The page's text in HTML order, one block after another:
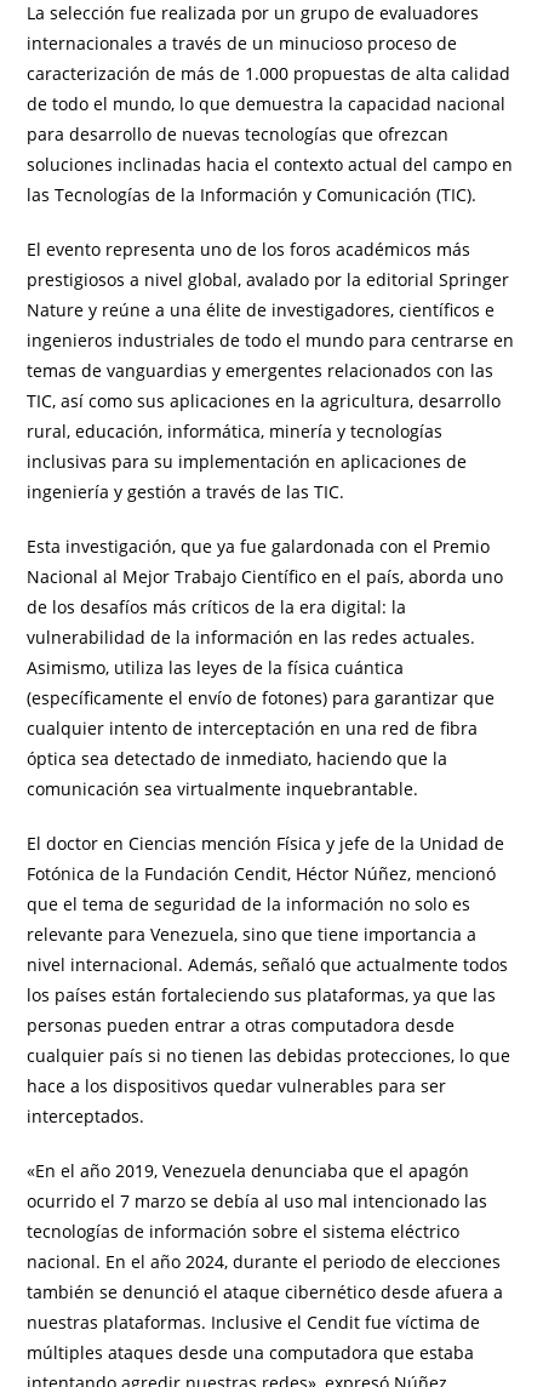
La selección fue realizada por un grupo de evaluadores
internacionales a través de un minucioso proceso de
caracterización de más de 1.000 propuestas de alta calidad
de todo el mundo, lo que demuestra la capacidad nacional
para desarrollo de nuevas tecnologías que ofrezcan
soluciones inclinadas hacia el contexto actual del campo en
las Tecnologías de la Información y Comunicación (TIC).
El evento representa uno de los foros académicos más
prestigiosos a nivel global, avalado por la editorial Springer
Nature y reúne a una élite de investigadores, científicos e
ingenieros industriales de todo el mundo para centrarse en
temas de vanguardias y emergentes relacionados con las
TIC, así como sus aplicaciones en la agricultura, desarrollo
rural, educación, informática, minería y tecnologías
inclusivas para su implementación en aplicaciones de
ingeniería y gestión a través de las TIC.
Esta investigación, que ya fue galardonada con el Premio
Nacional al Mejor Trabajo Científico en el país, aborda uno
de los desafíos más críticos de la era digital: la
vulnerabilidad de la información en las redes actuales.
Asimismo, utiliza las leyes de la física cuántica
(específicamente el envío de fotones) para garantizar que
cualquier intento de interceptación en una red de fibra
óptica sea detectado de inmediato, haciendo que la
comunicación sea virtualmente inquebrantable.
El doctor en Ciencias mención Física y jefe de la Unidad de
Fotónica de la Fundación Cendit, Héctor Núñez, mencionó
que el tema de seguridad de la información no solo es
relevante para Venezuela, sino que tiene importancia a
nivel internacional. Además, señaló que actualmente todos
los países están fortaleciendo sus plataformas, ya que las
personas pueden entrar a otras computadora desde
cualquier país si no tienen las debidas protecciones, lo que
hace a los dispositivos quedar vulnerables para ser
interceptados.
«En el año 2019, Venezuela denunciaba que el apagón
ocurrido el 7 marzo se debía al uso mal intencionado las
tecnologías de información sobre el sistema eléctrico
nacional. En el año 2024, durante el periodo de elecciones
también se denunció el ataque cibernético desde afuera a
nuestras plataformas. Inclusive el Cendit fue víctima de
múltiples ataques desde una computadora que estaba